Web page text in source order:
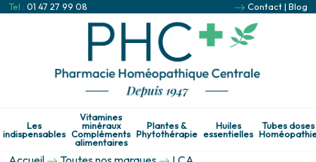
Tel : 01 47 27 99 08 Contact| Blog
Les
indispensables
Vitamines
minéraux
Compléments
alimentaires
Plantes &
Phytothérapie
Huiles
essentielles
Tubes doses